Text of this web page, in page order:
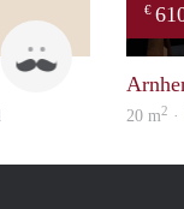
€
20 m2